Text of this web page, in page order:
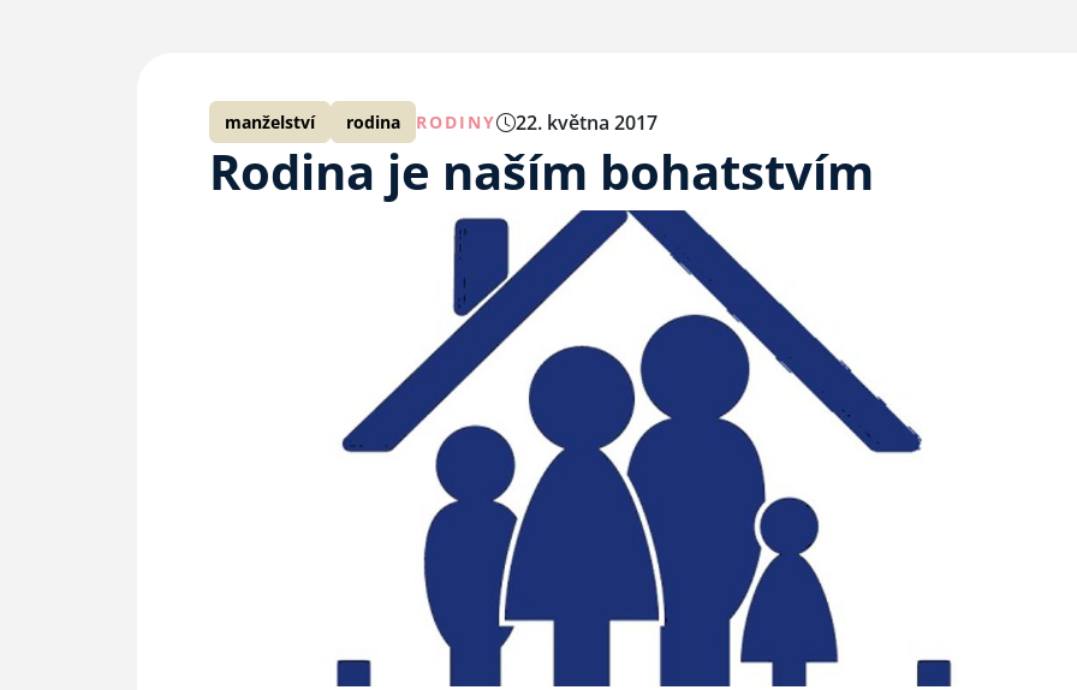
manželství rodina RODINY 22. května 2017
Rodina je naším bohatstvím